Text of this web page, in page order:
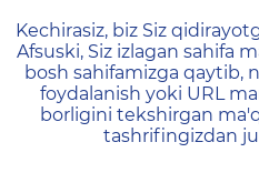
404 —
Kechirasiz, biz Siz
Afsuski, Siz izlagan sahifa
bosh sahifamizga qaytib,
foydalanish yoki URL
borligini tekshirgan
tashrifingizdan